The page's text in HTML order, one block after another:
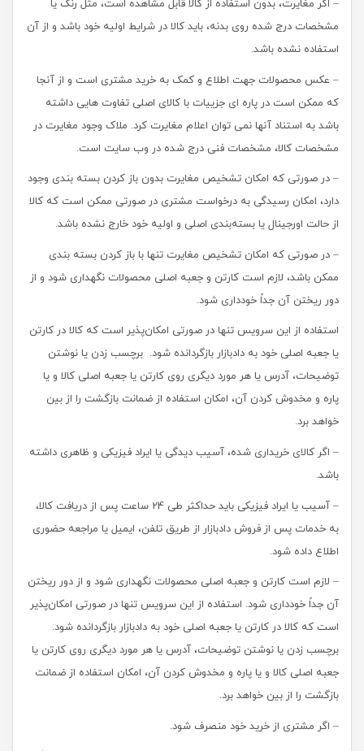
– اگر مغایرت، بدون استفاده از کالا قابل مشاهده است، مثل رنگ یا
مشخصات درج شده روی بدنه، باید کالا در شرایط اولیه خود باشد و از آن
استفاده نشده باشد.
– عکس محصولات جهت اطلاع و کمک به خرید مشتری است و از آنجا
که ممکن است در پاره ای جزییات با کالای اصلی تفاوت هایی داشته
باشد به استناد آنها نمی توان اعلام مغایرت کرد. ملاک وجود مغایرت در
مشخصات کالا، مشخصات فنی درج شده در وب سایت است.
– در صورتی که امکان تشخیص مغایرت بدون باز کردن بسته بندی وجود
دارد، امکان رسیدگی به درخواست مشتری در صورتی ممکن است که کالا
از حالت اورجینال یا بسته‌بندی اصلی و اولیه خود خارج نشده باشد.
– در صورتی که امکان تشخیص مغایرت تنها با باز کردن بسته بندی
ممکن باشد، لازم است کارتن و جعبه اصلی محصولات نگهداری شود و از
دور ریختن آن جداً خودداری شود.
استفاده از این سرویس تنها در صورتی امکان‌پذیر است که کالا در کارتن
یا جعبه اصلی خود به دادبازار بازگردانده شود. برچسب زدن یا نوشتن
توضیحات، آدرس یا هر مورد دیگری روی کارتن یا جعبه اصلی کالا و یا
پاره و مخدوش کردن آن، امکان استفاده از ضمانت بازگشت را از بین
خواهد برد.
– اگر کالای خریداری شده، آسیب دیدگی یا ایراد فیزیکی و ظاهری داشته
باشد.
– آسیب‏‏ یا ایراد فیزیکی باید حداکثر طی 24 ساعت پس از دریافت کالا،
به خدمات پس از فروش دادبازار از طریق تلفن، ایمیل یا مراجعه حضوری
اطلاع داده شود.
– لازم است کارتن و جعبه اصلی محصولات نگهداری شود و از دور ریختن
آن جداً خودداری شود. استفاده از این سرویس تنها در صورتی امکان‌پذیر
است که کالا در کارتن یا جعبه اصلی خود به دادبازار بازگردانده شود.
برچسب زدن یا نوشتن توضیحات، آدرس یا هر مورد دیگری روی کارتن یا
جعبه اصلی کالا و یا پاره و مخدوش کردن آن، امکان استفاده از ضمانت
بازگشت را از بین خواهد برد.
– اگر مشتری از خرید خود منصرف شود.